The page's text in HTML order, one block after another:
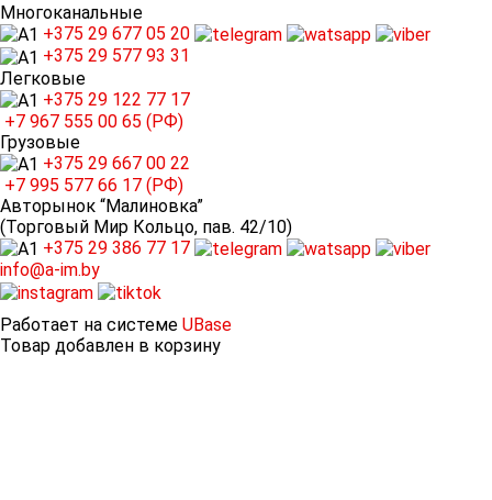
Многоканальные
+375 29 677 05 20
+375 29 577 93 31
Легковые
+375 29 122 77 17
+7 967 555 00 65 (РФ)
Грузовые
+375 29 667 00 22
+7 995 577 66 17 (РФ)
Авторынок “Малиновка”
(Торговый Мир Кольцо, пав. 42/10)
+375 29 386 77 17
info@a-im.by
Работает на системе UBase
Товар добавлен в корзину